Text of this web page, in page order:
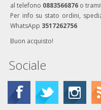
al telefono 0883566876 o
Per info su stato ordini,
WhatsApp 3517262756
Buon acquisto!
Sociale